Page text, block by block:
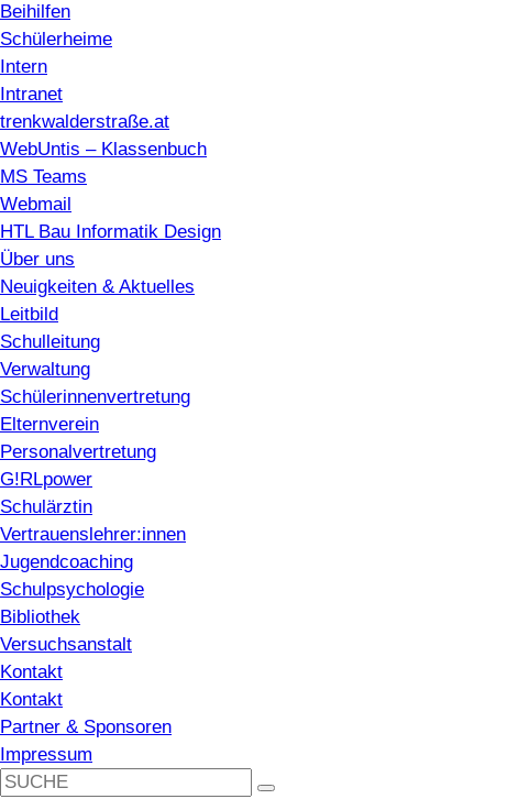
Beihilfen
Schülerheime
Intern
Intranet
trenkwalderstraße.at
WebUntis – Klassenbuch
MS Teams
Webmail
HTL Bau Informatik Design
Über uns
Neuigkeiten & Aktuelles
Leitbild
Schulleitung
Verwaltung
Schülerinnenvertretung
Elternverein
Personalvertretung
G!RLpower
Schulärztin
Vertrauenslehrer:innen
Jugendcoaching
Schulpsychologie
Bibliothek
Versuchsanstalt
Kontakt
Kontakt
Partner & Sponsoren
Impressum